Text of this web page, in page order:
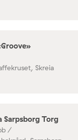
Skreia
Sarpsborg Torg
/